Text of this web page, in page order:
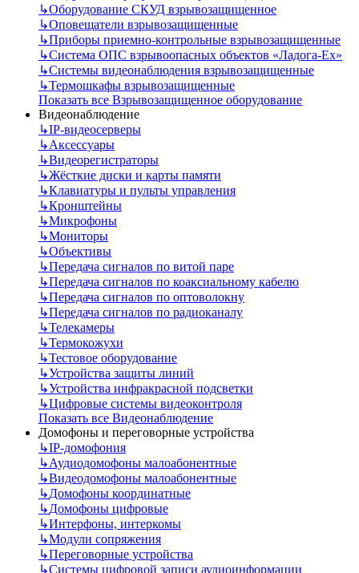
↳Оборудование СКУД взрывозащищенное
↳Оповещатели взрывозащищенные
↳Приборы приемно-контрольные взрывозащищенные
↳Система ОПС взрывоопасных объектов «Ладога-Ex»
↳Системы видеонаблюдения взрывозащищенные
↳Термошкафы взрывозащищенные
Показать все Взрывозащищенное оборудование
Видеонаблюдение
↳IP-видеосерверы
↳Аксессуары
↳Видеорегистраторы
↳Жёсткие диски и карты памяти
↳Клавиатуры и пульты управления
↳Кронштейны
↳Микрофоны
↳Мониторы
↳Объективы
↳Передача сигналов по витой паре
↳Передача сигналов по коаксиальному кабелю
↳Передача сигналов по оптоволокну
↳Передача сигналов по радиоканалу
↳Телекамеры
↳Термокожухи
↳Тестовое оборудование
↳Устройства защиты линий
↳Устройства инфракрасной подсветки
↳Цифровые системы видеоконтроля
Показать все Видеонаблюдение
Домофоны и переговорные устройства
↳IP-домофония
↳Аудиодомофоны малоабонентные
↳Видеодомофоны малоабонентные
↳Домофоны координатные
↳Домофоны цифровые
↳Интерфоны, интеркомы
↳Модули сопряжения
↳Переговорные устройства
↳Системы цифровой записи аудиоинформации